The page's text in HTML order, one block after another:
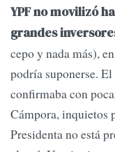
YPF no movilizó
grandes
cepo y nada más),
podría suponerse.
confirmaba con
Cámpora, inquietos
Presidenta no está